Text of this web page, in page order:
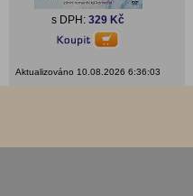
s DPH: 329 Kč
Aktualizováno 10.08.2026 6:36:03